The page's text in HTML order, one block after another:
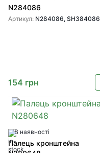
N284086
Артикул: N284086, SH384086
154 грн
В наявності
Палець кронштейна